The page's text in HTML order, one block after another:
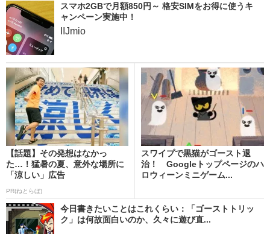
スマホ2GBで月額850円～ 格安SIMをお得に使うキ
ャンペーン実施中！
IIJmio
【話題】その発想はなかっ
た…！猛暑の夏、意外な場所に
「涼しい」広告
PR(ねとらぼ)
スワイプで黒猫がゴースト退
治！ Googleトップページのハ
ロウィーンミニゲーム...
今日書きたいことはこれくらい：「ゴーストトリッ
ク」は何故面白いのか、久々に遊び直...